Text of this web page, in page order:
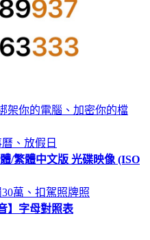
架你的電腦、加密你的檔
、放假日
/繁體中文版 光碟映像 (ISO
萬、扣駕照牌照
】字母對照表